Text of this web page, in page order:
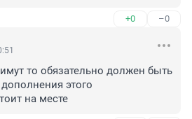
+0 –0
то обязательно должен быть
этого
на месте